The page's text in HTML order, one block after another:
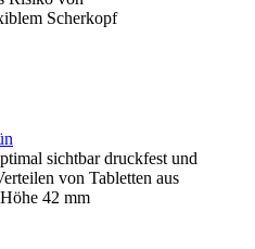
Scherkopf
sichtbar druckfest und
von Tabletten aus
42 mm